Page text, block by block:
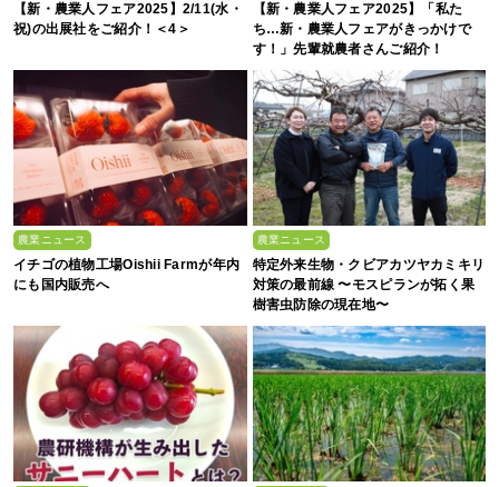
【新・農業人フェア2025】2/11(水・
祝)の出展社をご紹介！＜4＞
【新・農業人フェア2025】「私た
ち…新・農業人フェアがきっかけで
す！」先輩就農者さんご紹介！
農業ニュース
イチゴの植物工場Oishii Farmが年内
にも国内販売へ
農業ニュース
特定外来生物・クビアカツヤカミキリ
対策の最前線 〜モスピランが拓く果
樹害虫防除の現在地〜